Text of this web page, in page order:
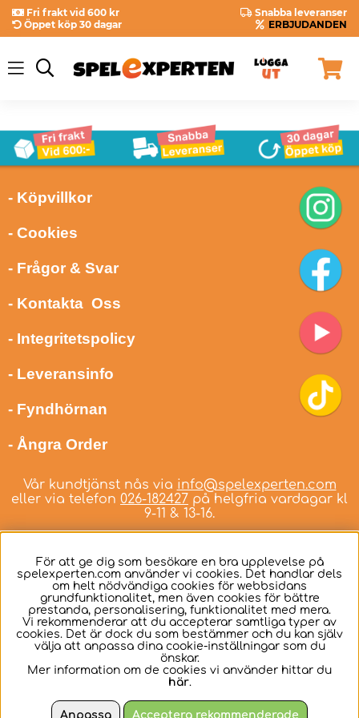
Fri frakt vid 600 kr
Snabba leveranser
Öppet köp 30 dagar
ERBJUDANDEN
- Köpvillkor
- Cookies
- Frågor & Svar
- Kontakta Oss
- Integritetspolicy
- Leveransinfo
- Fyndhörnan
- Ångra Order
Vår kundtjänst nås via info@spelexperten.com
eller via telefon 026-182427 på helgfria vardagar kl
9-11 & 13-16.
Svenska
För att ge dig som besökare en bra upplevelse på
spelexperten.com använder vi cookies. Det handlar dels
om helt nödvändiga cookies för webbsidans
grundfunktionalitet, men även cookies för bättre
prestanda, personalisering, funktionalitet med mera.
Vi rekommenderar att du accepterar samtliga typer av
cookies. Det är dock du som bestämmer och du kan själv
välja att anpassa dina cookie-inställningar som du
önskar.
Mer information om de cookies vi använder hittar du
här.
Anpassa Acceptera rekommenderade